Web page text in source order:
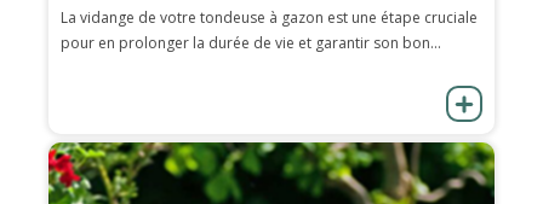
La vidange de votre tondeuse à gazon est une étape cruciale
pour en prolonger la durée de vie et garantir son bon...